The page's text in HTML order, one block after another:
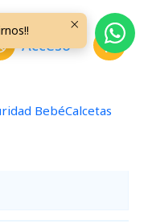
Acceso
BebéCalcetas